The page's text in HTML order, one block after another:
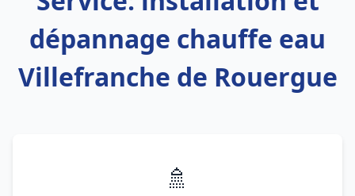
dépannage chauffe eau
Villefranche de Rouergue
🚿